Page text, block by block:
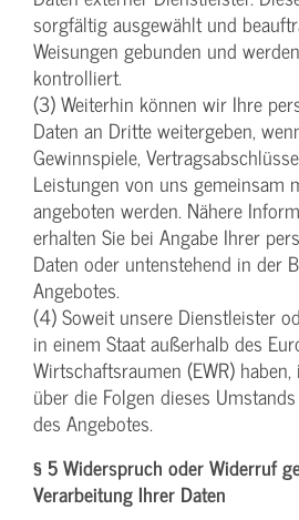
sorgfältig ausgewählt und
Weisungen gebunden und
kontrolliert.
(3) Weiterhin können wir Ihre
Daten an Dritte weitergeben,
Gewinnspiele,
Leistungen von uns gemeinsam
angeboten werden. Nähere
erhalten Sie bei Angabe Ihrer
Daten oder untenstehend in der
Angebotes.
(4) Soweit unsere Dienstleister
in einem Staat außerhalb des
Wirtschaftsraumen (EWR)
über die Folgen dieses
des Angebotes.
§ 5 Widerspruch oder Widerruf
Verarbeitung Ihrer Daten